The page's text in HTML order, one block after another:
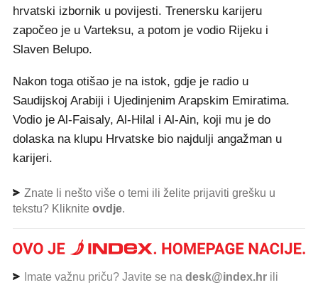
hrvatski izbornik u povijesti. Trenersku karijeru
započeo je u Varteksu, a potom je vodio Rijeku i
Slaven Belupo.
Nakon toga otišao je na istok, gdje je radio u
Saudijskoj Arabiji i Ujedinjenim Arapskim Emiratima.
Vodio je Al-Faisaly, Al-Hilal i Al-Ain, koji mu je do
dolaska na klupu Hrvatske bio najdulji angažman u
karijeri.
Znate li nešto više o temi ili želite prijaviti grešku u
tekstu? Kliknite ovdje.
Imate važnu priču? Javite se na desk@index.hr ili